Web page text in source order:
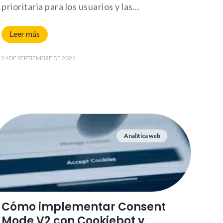
prioritaria para los usuarios y las
Leer más
24 DE SEPTIEMBRE DE 2024
Analítica web
Cómo implementar Consent
la web
es
la